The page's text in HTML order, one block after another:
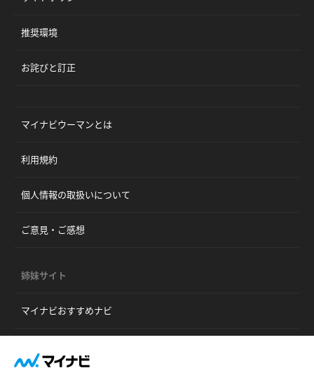
推奨環境
お詫びと訂正
マイナビウーマンとは
利用規約
個人情報の取扱いについて
ご意見・ご感想
姉妹サイト
マイナビおすすめナビ